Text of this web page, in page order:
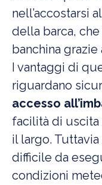
nell’accostarsi
della barca,
banchina
I vantaggi di
riguardano
accesso
facilità di
il largo.
difficile da
condizioni